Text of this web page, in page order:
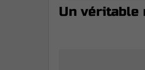
Un véritable